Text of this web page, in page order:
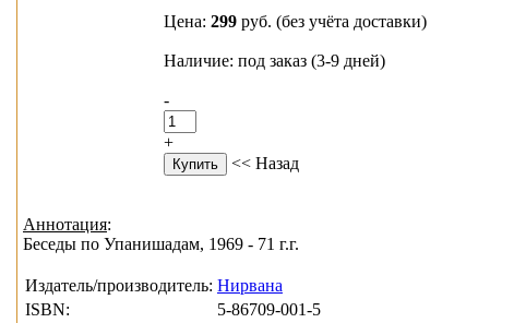
Цена: 299 руб. (без учёта доставки)
Наличие: под заказ (3-9 дней)
-
+
<< Назад
Аннотация:
Беседы по Упанишадам, 1969 - 71 г.г.
Издатель/производитель: Нирвана
ISBN:
5-86709-001-5